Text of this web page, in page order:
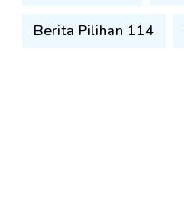
Berita Pilihan 114